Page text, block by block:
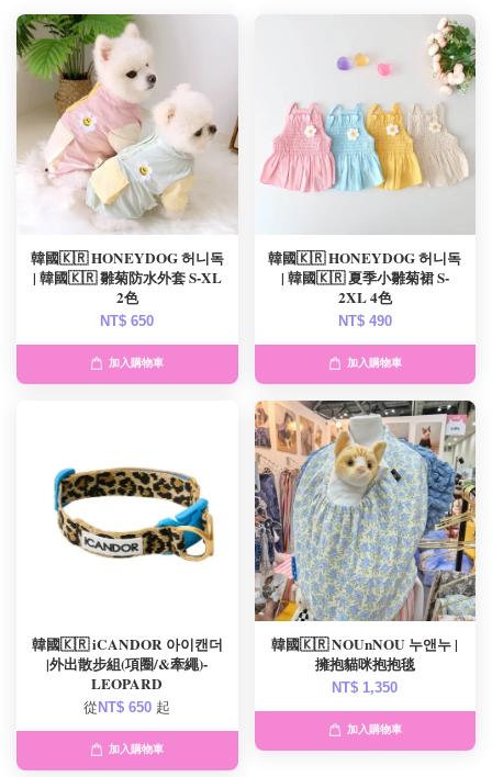
韓國🇰🇷 HONEYDOG 허니독
| 韓國🇰🇷 雛菊防水外套 S-XL
2色
NT$ 650
加入購物車
韓國🇰🇷 HONEYDOG 허니독
| 韓國🇰🇷 夏季小雛菊裙 S-
2XL 4色
NT$ 490
加入購物車
韓國🇰🇷 iCANDOR 아이캔더
|外出散步組(項圈/&牽繩)-
LEOPARD
從 NT$ 650 起
加入購物車
韓國🇰🇷 NOUnNOU 누앤누 |
擁抱貓咪抱抱毯
NT$ 1,350
加入購物車